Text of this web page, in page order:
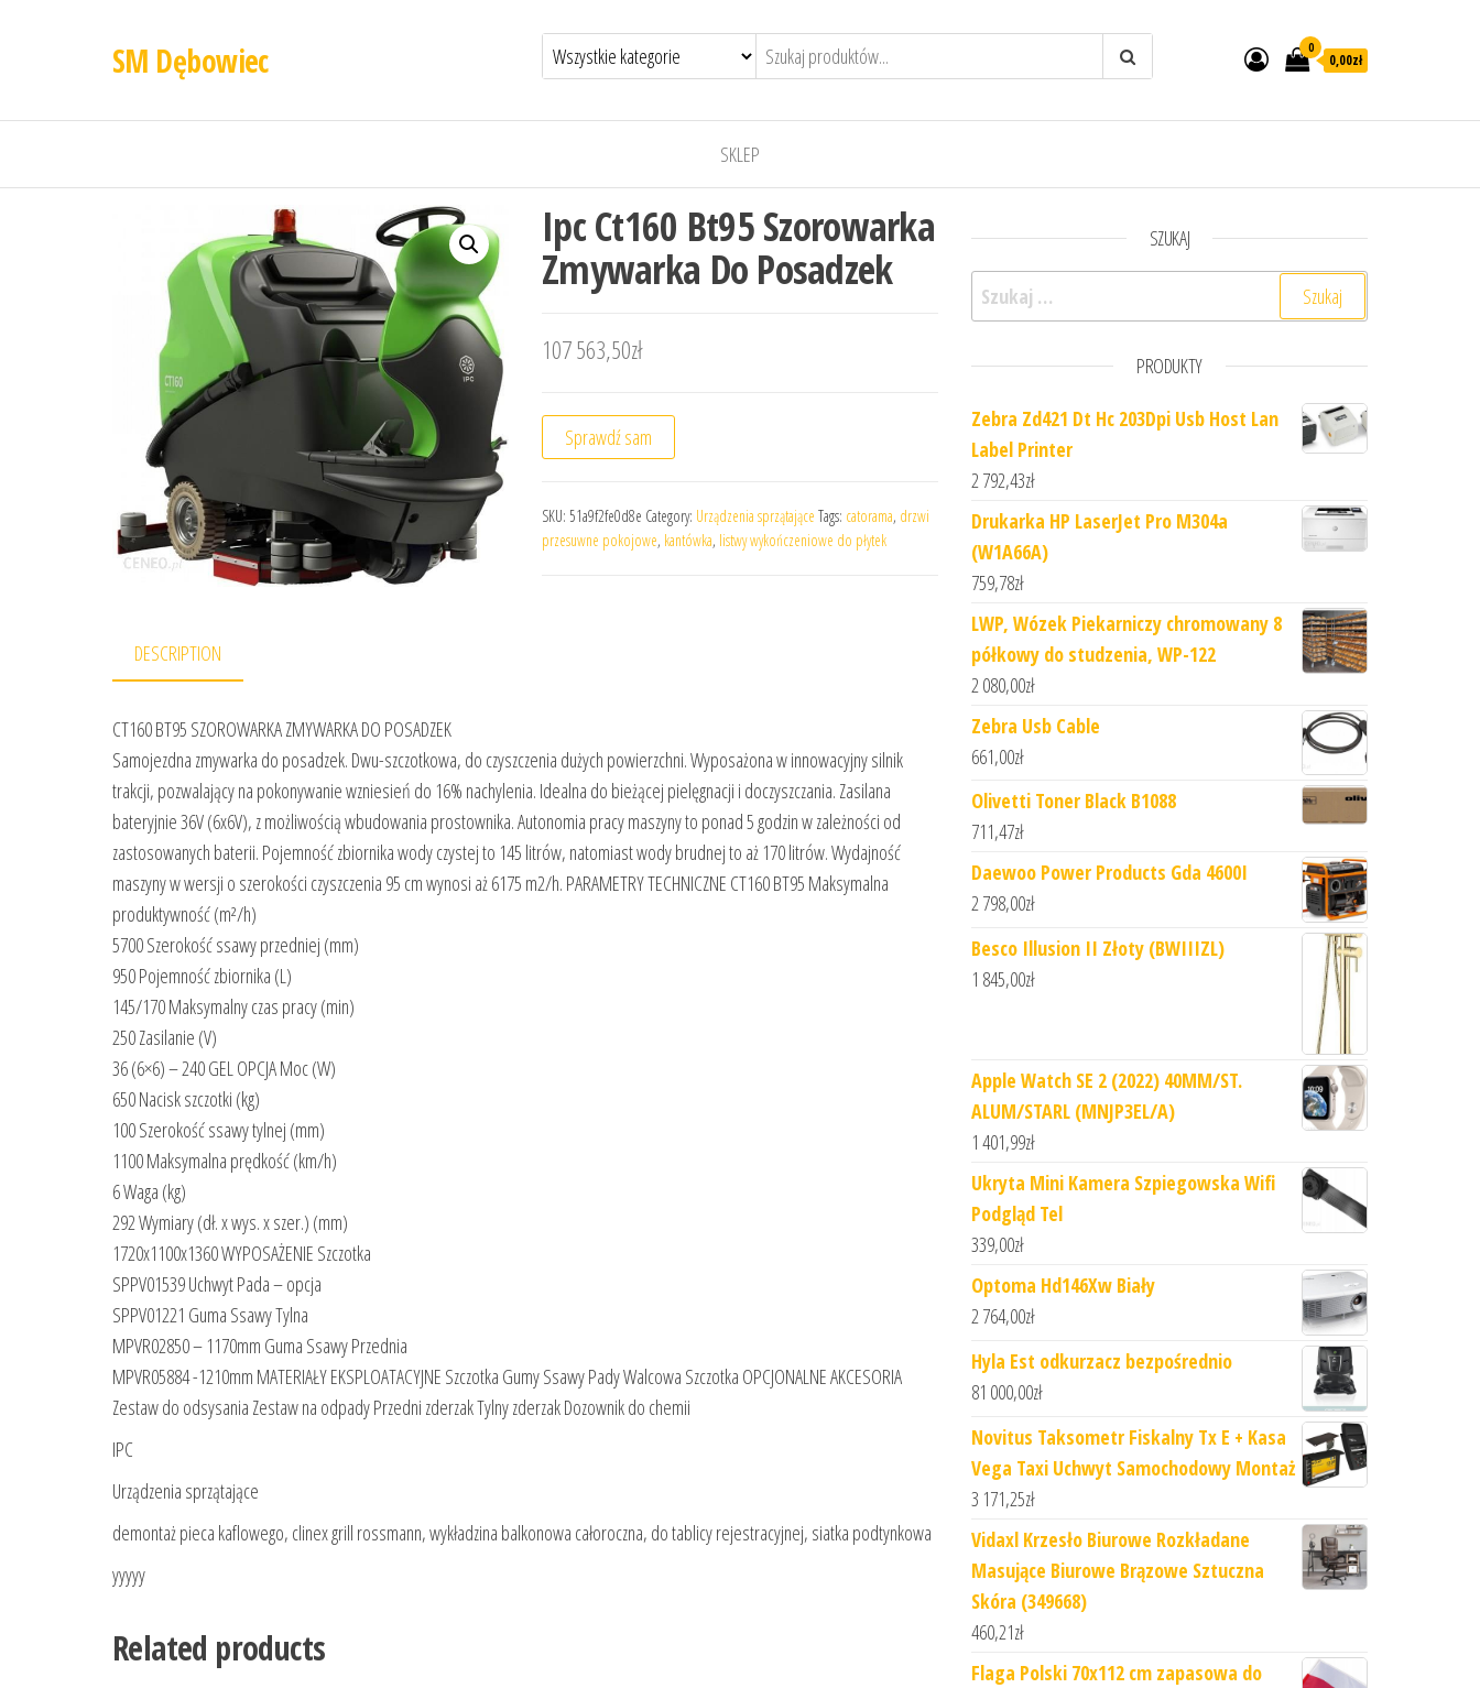
SM Dębowiec 0
0,00zł
SKLEP
Ipc Ct160 Bt95 Szorowarka
Zmywarka Do Posadzek
107 563,50zł
Sprawdź sam
SKU: 51a9f2fe0d8e Category: Urządzenia sprzątające Tags: catorama, drzwi
przesuwne pokojowe, kantówka, listwy wykończeniowe do płytek
DESCRIPTION
CT160 BT95 SZOROWARKA ZMYWARKA DO POSADZEK
Samojezdna zmywarka do posadzek. Dwu-szczotkowa, do czyszczenia dużych powierzchni. Wyposażona w innowacyjny silnik
trakcji, pozwalający na pokonywanie wzniesień do 16% nachylenia. Idealna do bieżącej pielęgnacji i doczyszczania. Zasilana
bateryjnie 36V (6x6V), z możliwością wbudowania prostownika. Autonomia pracy maszyny to ponad 5 godzin w zależności od
zastosowanych baterii. Pojemność zbiornika wody czystej to 145 litrów, natomiast wody brudnej to aż 170 litrów. Wydajność
maszyny w wersji o szerokości czyszczenia 95 cm wynosi aż 6175 m2/h. PARAMETRY TECHNICZNE CT160 BT95 Maksymalna
produktywność (m²/h)
5700 Szerokość ssawy przedniej (mm)
950 Pojemność zbiornika (L)
145/170 Maksymalny czas pracy (min)
250 Zasilanie (V)
36 (6×6) – 240 GEL OPCJA Moc (W)
650 Nacisk szczotki (kg)
100 Szerokość ssawy tylnej (mm)
1100 Maksymalna prędkość (km/h)
6 Waga (kg)
292 Wymiary (dł. x wys. x szer.) (mm)
1720x1100x1360 WYPOSAŻENIE Szczotka
SPPV01539 Uchwyt Pada – opcja
SPPV01221 Guma Ssawy Tylna
MPVR02850 – 1170mm Guma Ssawy Przednia
MPVR05884 -1210mm MATERIAŁY EKSPLOATACYJNE Szczotka Gumy Ssawy Pady Walcowa Szczotka OPCJONALNE AKCESORIA
Zestaw do odsysania Zestaw na odpady Przedni zderzak Tylny zderzak Dozownik do chemii
IPC
Urządzenia sprzątające
demontaż pieca kaflowego, clinex grill rossmann, wykładzina balkonowa całoroczna, do tablicy rejestracyjnej, siatka podtynkowa
yyyyy
Related products
SZUKAJ
Szukaj:
PRODUKTY
Zebra Zd421 Dt Hc 203Dpi Usb Host Lan
Label Printer
2 792,43zł
Drukarka HP LaserJet Pro M304a
(W1A66A)
759,78zł
LWP, Wózek Piekarniczy chromowany 8
półkowy do studzenia, WP-122
2 080,00zł
Zebra Usb Cable
661,00zł
Olivetti Toner Black B1088
711,47zł
Daewoo Power Products Gda 4600I
2 798,00zł
Besco Illusion II Złoty (BWIIIZL)
1 845,00zł
Apple Watch SE 2 (2022) 40MM/ST.
ALUM/STARL (MNJP3EL/A)
1 401,99zł
Ukryta Mini Kamera Szpiegowska Wifi
Podgląd Tel
339,00zł
Optoma Hd146Xw Biały
2 764,00zł
Hyla Est odkurzacz bezpośrednio
81 000,00zł
Novitus Taksometr Fiskalny Tx E + Kasa
Vega Taxi Uchwyt Samochodowy Montaż
3 171,25zł
Vidaxl Krzesło Biurowe Rozkładane
Masujące Biurowe Brązowe Sztuczna
Skóra (349668)
460,21zł
Flaga Polski 70x112 cm zapasowa do